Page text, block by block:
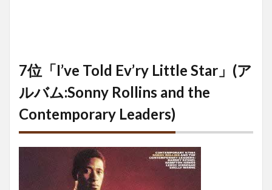
7位「I’ve Told Ev’ry Little Star」(ア
ルバム:Sonny Rollins and the
Contemporary Leaders)